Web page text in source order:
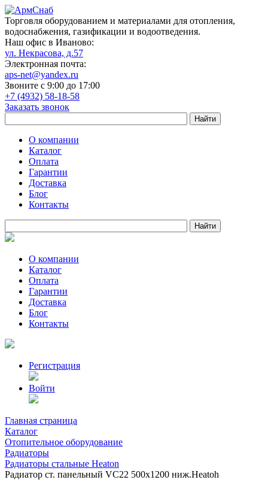
Торговля оборудованием и материалами для отопления,
водоснабжения, газификации и водоотведения.
Наш офис в Иваново:
ул. Некрасова, д.57
Электронная почта:
aps-net@yandex.ru
Звоните с 9:00 до 17:00
+7 (4932) 58-18-58
Заказать звонок
О компании
Каталог
Оплата
Гарантии
Доставка
Блог
Контакты
О компании
Каталог
Оплата
Гарантии
Доставка
Блог
Контакты
Регистрация
Войти
Главная страница
Каталог
Отопительное оборудование
Радиаторы
Радиаторы стальные Heaton
Радиатор ст. панельный VС22 500х1200 ниж.Heatoh